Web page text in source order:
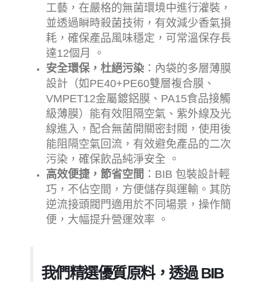
工藝，在嚴格的無菌環境中進行灌裝，
並透過瞬時殺菌技術，有效減少香氣損
耗，確保產品風味穩定，可常溫保存長
達12個月 。
安全環保，杜絕污染 ：內袋的多層薄膜
設計（如PE40+PE60雙層複合膜、
VMPET12金屬鍍鋁膜、PA15食品接觸
級薄膜）能有效阻隔空氣、紫外線及光
線進入，配合無菌開關密封閥，使用後
能阻隔空氣回流，有效避免產品的二次
污染，確保飲品純淨安全 。
高效便捷，節省空間 ：BIB 包裝設計輕
巧，不佔空間，方便儲存與運輸。其防
逆流接頭閥門適用於不同場景，操作簡
便，大幅提升營運效率 。
我們精選優質原料，透過 BIB